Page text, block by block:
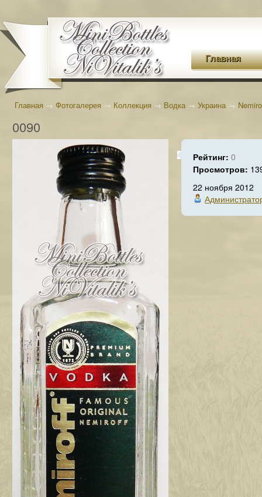
Главная
Главная → Фотогалерея → Коллекция → Водка→ Украина→
0090
Рейтинг: 0
Просмотров:
22 ноября 2012